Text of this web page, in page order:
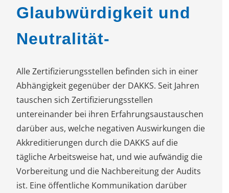
Glaubwürdigkeit und
Neutralität-
Alle Zertifizierungsstellen befinden sich in einer
Abhängigkeit gegenüber der DAKKS. Seit Jahren
tauschen sich Zertifizierungsstellen
untereinander bei ihren Erfahrungsaustauschen
darüber aus, welche negativen Auswirkungen die
Akkreditierungen durch die DAKKS auf die
tägliche Arbeitsweise hat, und wie aufwändig die
Vorbereitung und die Nachbereitung der Audits
ist. Eine öffentliche Kommunikation darüber